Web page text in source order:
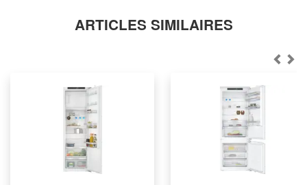
ARTICLES SIMILAIRES